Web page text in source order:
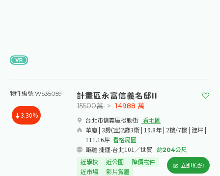
物件編號 WS35059
3.30%
計畫區永富信義名邸II
台北市信義區松勤街​ 看地圖
華廈 | 3房(室)2廳3衛 | 19.8年 | 2樓/7樓 | 建坪 |
111.16坪 看格局圖
距離 捷運-台北101／世貿
約204公尺
15500萬 > 14988 萬
近學校 近公園
降價物件
近市場
影片賞屋
立即預約